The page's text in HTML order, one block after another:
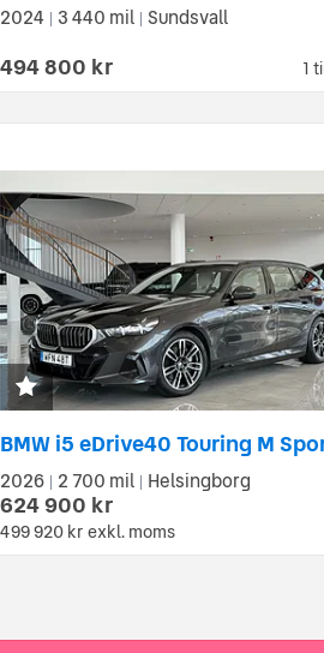
1
2024 | 3 440 mil | Sundsvall
494 800 kr
2026 | 2 700 mil | Helsingborg
624 900 kr
499 920 kr exkl. moms